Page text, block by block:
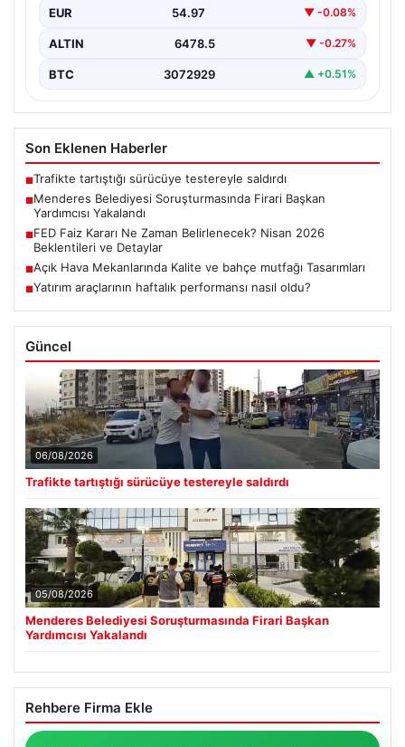
EUR 54.97 ▼ -0.08%
ALTIN 6478.5 ▼ -0.27%
BTC 3072929 ▲ +0.51%
Son Eklenen Haberler
■Trafikte tartıştığı sürücüye testereyle saldırdı
■Menderes Belediyesi Soruşturmasında Firari Başkan
Yardımcısı Yakalandı
■FED Faiz Kararı Ne Zaman Belirlenecek? Nisan 2026
Beklentileri ve Detaylar
■Açık Hava Mekanlarında Kalite ve bahçe mutfağı Tasarımları
■Yatırım araçlarının haftalık performansı nasıl oldu?
Güncel
06/08/2026
Trafikte tartıştığı sürücüye testereyle saldırdı
05/08/2026
Menderes Belediyesi Soruşturmasında Firari Başkan
Yardımcısı Yakalandı
Rehbere Firma Ekle